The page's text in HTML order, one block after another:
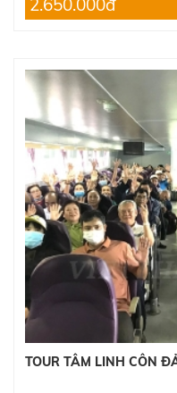
TOUR TÂM LINH CÔN